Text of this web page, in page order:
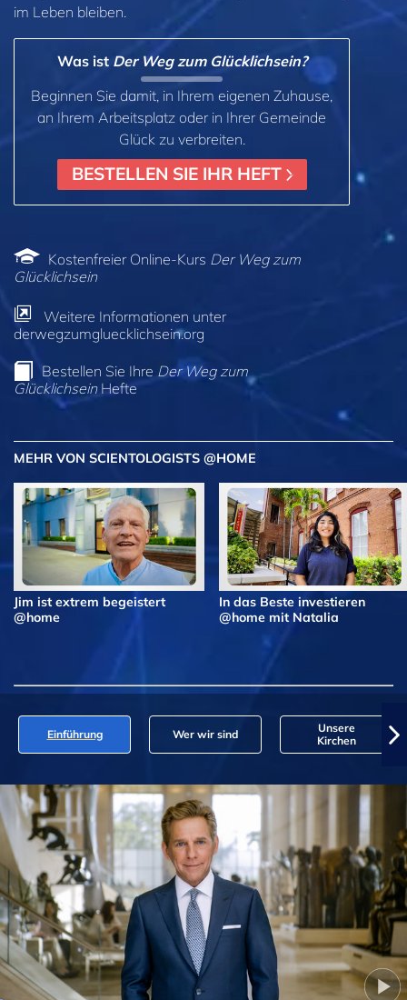
im Leben bleiben.
Was ist Der Weg zum Glücklichsein?
Beginnen Sie damit, in Ihrem eigenen Zuhause,
an Ihrem Arbeitsplatz oder in Ihrer Gemeinde
Glück zu verbreiten.
BESTELLEN SIE IHR HEFT
Kostenfreier Online-Kurs Der Weg zum
Glücklichsein
Weitere Informationen unter
derwegzumgluecklichsein.org
Bestellen Sie Ihre Der Weg zum
GlücklichseinHefte
MEHR VON SCIENTOLOGISTS @HOME
Jim ist extrem begeistert
@home
In das Beste investieren
@home mit Natalia
Einführung Wer wir sind
Unsere
Kirchen